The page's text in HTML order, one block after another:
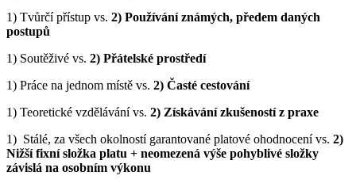
1) Tvůrčí přístup vs. 2) Používání známých, předem daných
postupů
1) Soutěživé vs. 2) Přátelské prostředí
1) Práce na jednom místě vs. 2) Časté cestování
1) Teoretické vzdělávání vs. 2) Získávání zkušeností z praxe
1) Stálé, za všech okolností garantované platové ohodnocení vs. 2)
Nižší fixní složka platu + neomezená výše pohyblivé složky
závislá na osobním výkonu